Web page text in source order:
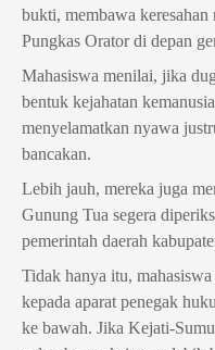
bukti, membawa
Pungkas Orator di depan
Mahasiswa menilai, jika
bentuk kejahatan
menyelamatkan nyawa
bancakan.
Lebih jauh, mereka juga
Gunung Tua segera
pemerintah daerah
Tidak hanya itu,
kepada aparat penegak
ke bawah. Jika Kejati-